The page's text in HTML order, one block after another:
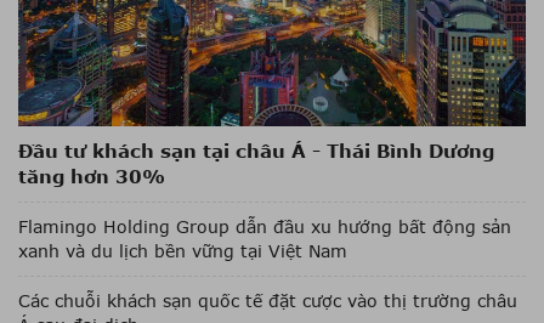
Đầu tư khách sạn tại châu Á - Thái Bình Dương
tăng hơn 30%
Flamingo Holding Group dẫn đầu xu hướng bất động sản
xanh và du lịch bền vững tại Việt Nam
Các chuỗi khách sạn quốc tế đặt cược vào thị trường châu